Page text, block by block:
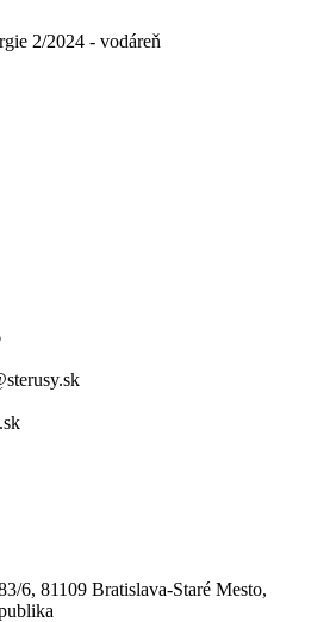
2/2024 - vodáreň
6, 81109 Bratislava-Staré Mesto,